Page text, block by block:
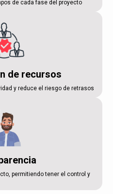
de cada fase del proyecto
de recursos
y reduce el riesgo de retrasos
permitiendo tener el control y